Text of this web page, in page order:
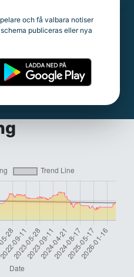
och få valbara notiser
publiceras eller nya